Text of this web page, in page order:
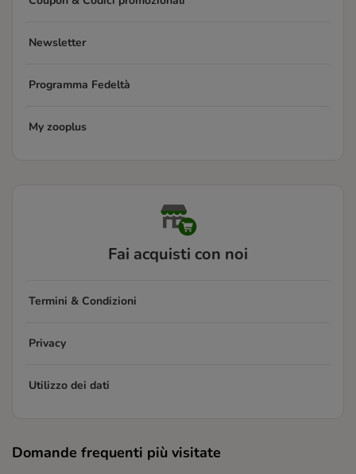
Newsletter
Programma Fedeltà
My zooplus
Fai acquisti con noi
Termini & Condizioni
Privacy
Utilizzo dei dati
Domande frequenti più visitate